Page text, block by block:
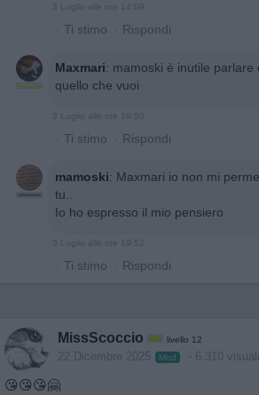
3 Luglio alle ore 14:09
· Ti stimo · Rispondi
Maxmari: mamoski è inutile parlare
quello che vuoi
3 Luglio alle ore 19:50
· Ti stimo · Rispondi
mamoski: Maxmari io non mi
tu..
Io ho espresso il mio pensiero
3 Luglio alle ore 19:52
· Ti stimo · Rispondi
MissScoccio livello 12
22 Dicembre 2025 Mod - 6.310
😘😘😘🤗